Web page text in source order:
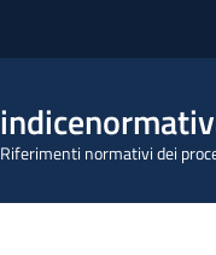
Riferimenti normativi dei